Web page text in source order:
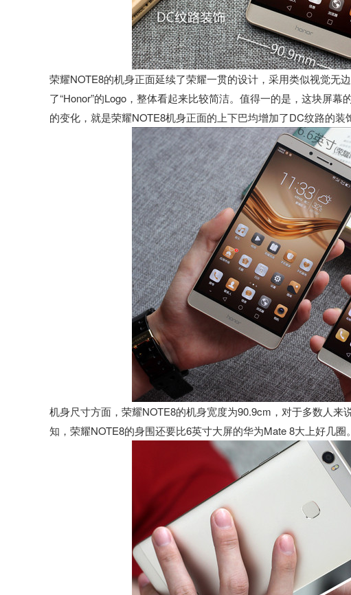
荣耀NOTE8的机身正面延续了荣耀一贯的设计，采用类似视觉无
了“Honor”的Logo，整体看起来比较简洁。值得一的是，这块屏
的变化，就是荣耀NOTE8机身正面的上下巴均增加了DC纹路的装
机身尺寸方面，荣耀NOTE8的机身宽度为90.9cm，对于多数人
知，荣耀NOTE8的身围还要比6英寸大屏的华为Mate 8大上好几圈。